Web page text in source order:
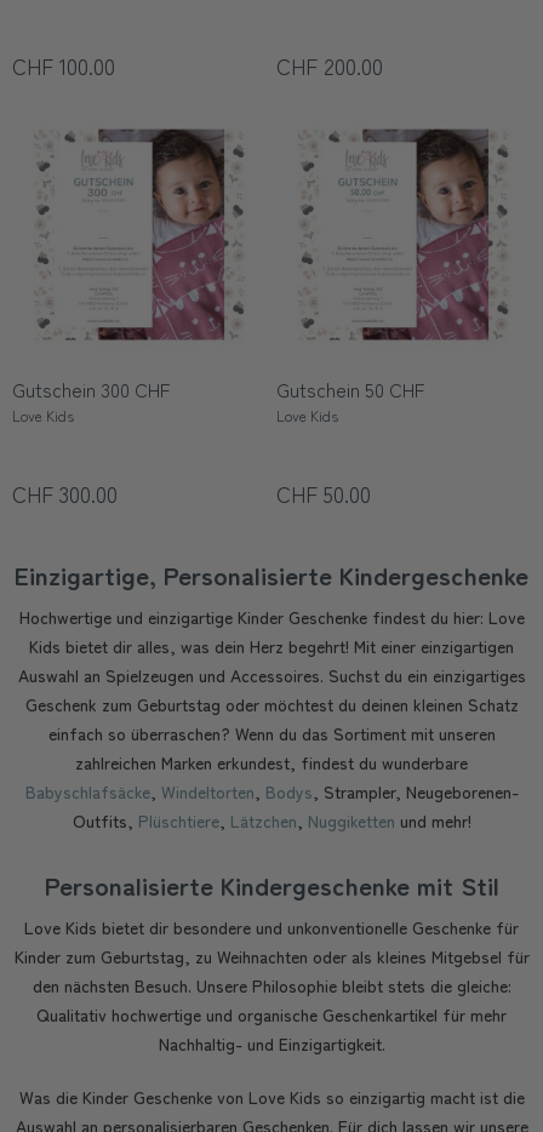
CHF 100.00 CHF 200.00
Gutschein 300 CHF
Love Kids
CHF 300.00
Gutschein 50 CHF
Love Kids
CHF 50.00
Einzigartige, Personalisierte Kindergeschenke
Hochwertige und einzigartige Kinder Geschenke findest du hier: Love
Kids bietet dir alles, was dein Herz begehrt! Mit einer einzigartigen
Auswahl an Spielzeugen und Accessoires. Suchst du ein einzigartiges
Geschenk zum Geburtstag oder möchtest du deinen kleinen Schatz
einfach so überraschen? Wenn du das Sortiment mit unseren
zahlreichen Marken erkundest, findest du wunderbare
Babyschlafsäcke, Windeltorten Bodys , Strampler, Neugeborenen-
Outfits, Plüschtiere, Lätzchen Nuggiketten und mehr!
Personalisierte Kindergeschenke mit Stil
Love Kids bietet dir besondere und unkonventionelle Geschenke für
Kinder zum Geburtstag, zu Weihnachten oder als kleines Mitgebsel für
den nächsten Besuch. Unsere Philosophie bleibt stets die gleiche:
Qualitativ hochwertige und organische Geschenkartikel für mehr
Nachhaltig- und Einzigartigkeit.
Was die Kinder Geschenke von Love Kids so einzigartig macht ist die
Auswahl an personalisierbaren Geschenken. Für dich lassen wir unsere